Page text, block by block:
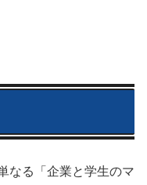
なる「企業と学生のマ